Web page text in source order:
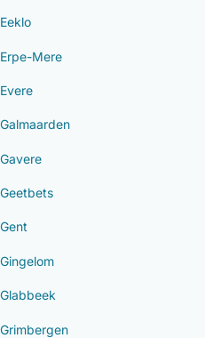
Eeklo
Erpe-Mere
Evere
Galmaarden
Gavere
Geetbets
Gent
Gingelom
Glabbeek
Grimbergen